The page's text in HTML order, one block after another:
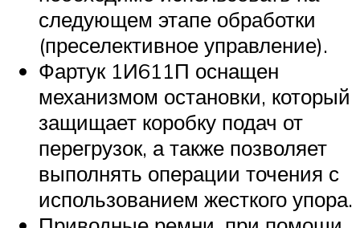
следующем этапе обработки
(преселективное управление).
Фартук 1И611П оснащен
механизмом остановки, который
защищает коробку подач от
перегрузок, а также позволяет
выполнять операции точения с
использованием жесткого упора.